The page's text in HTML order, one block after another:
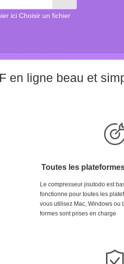
ici Choisir un fichier
en ligne beau et
Toutes les
Le compresseur jisutodo est
fonctionne pour toutes les
vous utilisez Mac, Windows ou
formes sont prises en charge